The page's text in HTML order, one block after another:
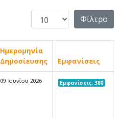
Φίλτρο
Ημερομηνία
Δημοσίευσης
Εμφανίσεις
09 Ιουνίου 2026 Εμφανίσεις: 380